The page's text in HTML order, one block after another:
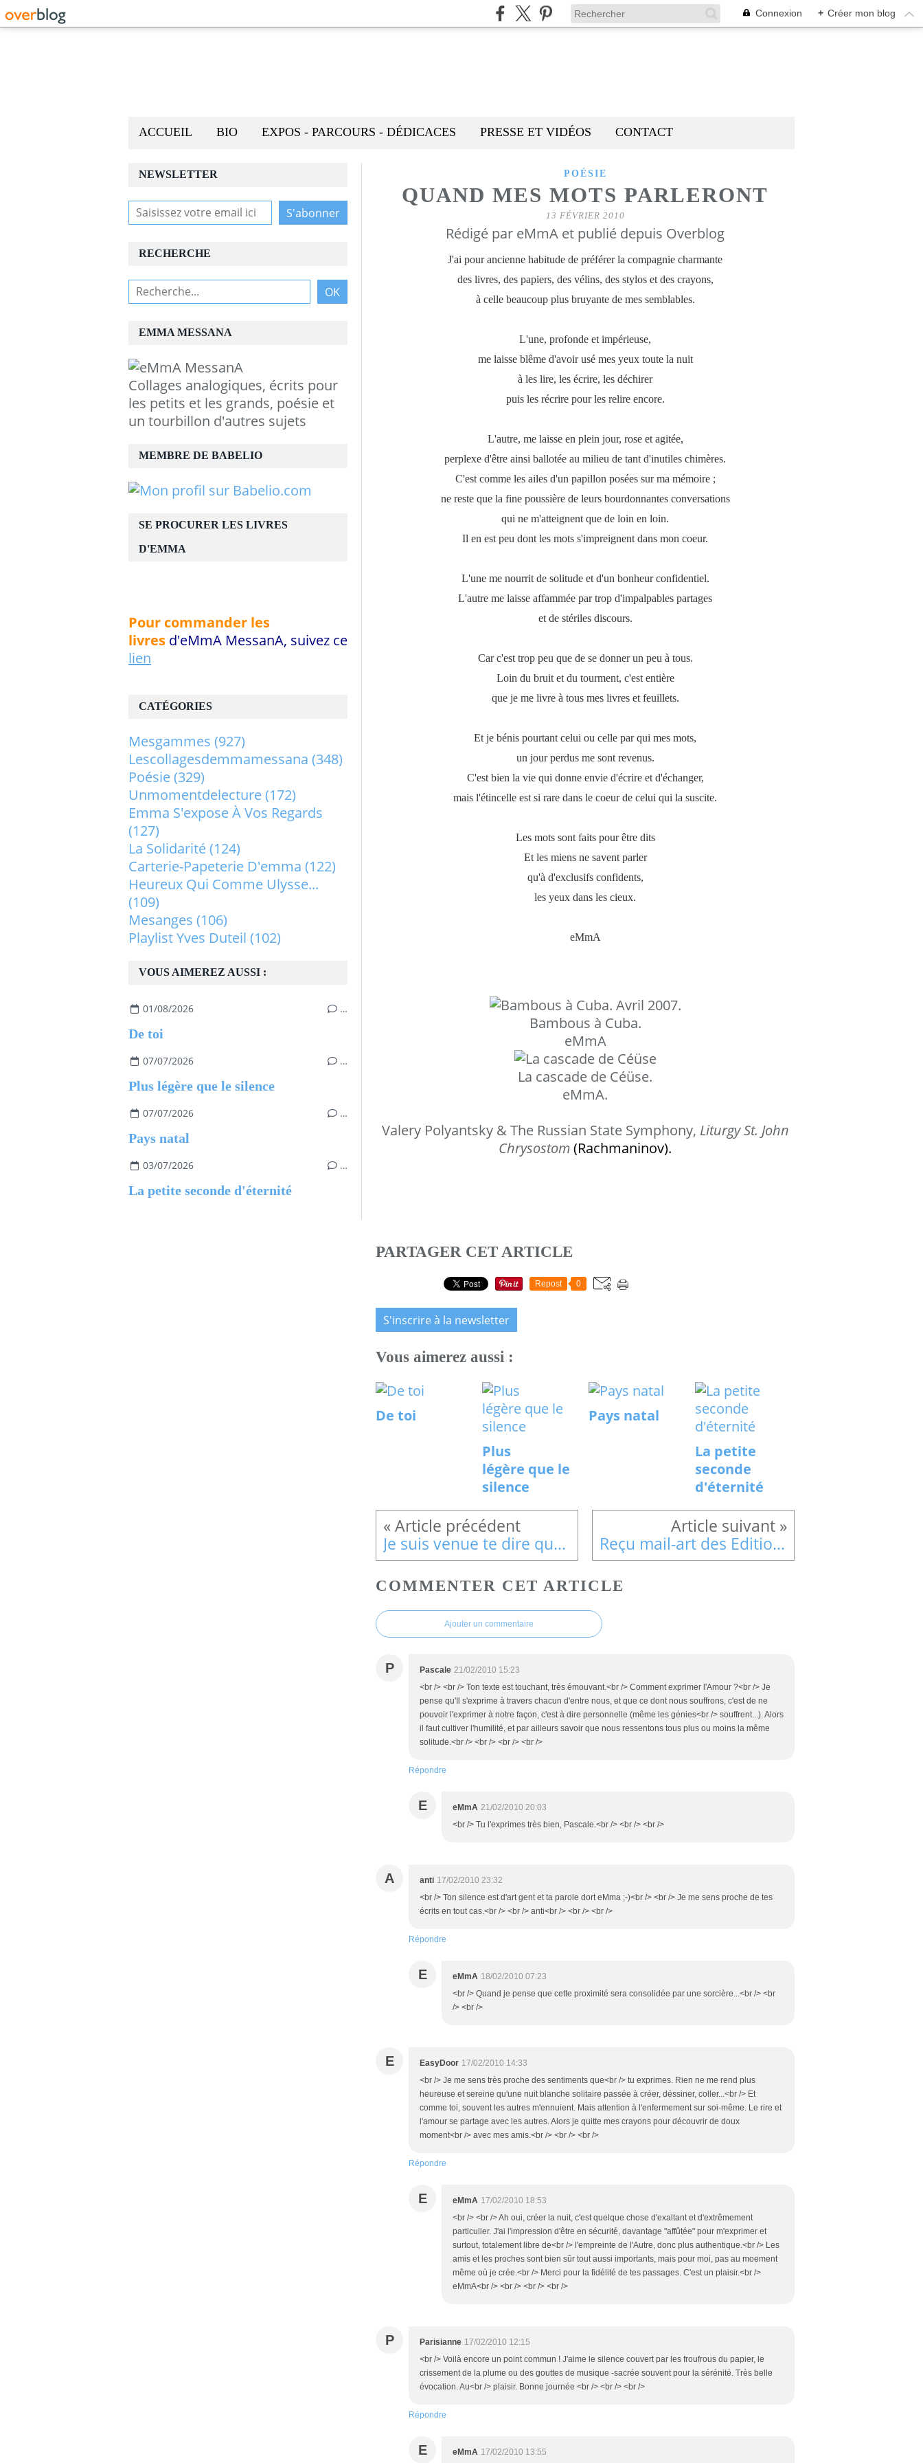
Connexion + Créer mon blog
ACCUEIL BIO EXPOS - PARCOURS - DÉDICACES PRESSE ET VIDÉOS CONTACT
POÉSIE
QUAND MES MOTS PARLERONT
13 FÉVRIER 2010
Rédigé par eMmA et publié depuis Overblog
J'ai pour ancienne habitude de préférer la compagnie charmante
des livres, des papiers, des vélins, des stylos et des crayons,
à celle beaucoup plus bruyante de mes semblables.
L'une, profonde et impérieuse,
me laisse blême d'avoir usé mes yeux toute la nuit
à les lire, les écrire, les déchirer
puis les récrire pour les relire encore.
L'autre, me laisse en plein jour, rose et agitée,
perplexe d'être ainsi ballotée au milieu de tant d'inutiles chimères.
C'est comme les ailes d'un papillon posées sur ma mémoire ;
ne reste que la fine poussière de leurs bourdonnantes conversations
qui ne m'atteignent que de loin en loin.
Il en est peu dont les mots s'impreignent dans mon coeur.
L'une me nourrit de solitude et d'un bonheur confidentiel.
L'autre me laisse affammée par trop d'impalpables partages
et de stériles discours.
Car c'est trop peu que de se donner un peu à tous.
Loin du bruit et du tourment, c'est entière
que je me livre à tous mes livres et feuillets.
Et je bénis pourtant celui ou celle par qui mes mots,
un jour perdus me sont revenus.
C'est bien la vie qui donne envie d'écrire et d'échanger,
mais l'étincelle est si rare dans le coeur de celui qui la suscite.
Les mots sont faits pour être dits
Et les miens ne savent parler
qu'à d'exclusifs confidents,
les yeux dans les cieux.
eMmA
Bambous à Cuba.
eMmA
La cascade de Céüse.
eMmA.
Valery Polyantsky & The Russian State Symphony, Liturgy St. John
Chrysostom(Rachmaninov).
PARTAGER CET ARTICLE
Repost 0
S'inscrire à la newsletter
Vous aimerez aussi :
De toi
Plus
légère que le
silence
Pays natal
La petite
seconde
d'éternité
Je suis venue te dire que le mail-art... Reçu mail-art des Editions du Puits de Roulle
COMMENTER CET ARTICLE
Ajouter un commentaire
P Pascale 21/02/2010 15:23
<br /> <br /> Ton texte est touchant, très émouvant.<br /> Comment exprimer l'Amour ?<br /> Je
pense qu'Il s'exprime à travers chacun d'entre nous, et que ce dont nous souffrons, c'est de ne
pouvoir l'exprimer à notre façon, c'est à dire personnelle (même les génies<br /> souffrent...). Alors
il faut cultiver l'humilité, et par ailleurs savoir que nous ressentons tous plus ou moins la même
solitude.<br /> <br /> <br /> <br />
Répondre
E eMmA 21/02/2010 20:03
<br /> Tu l'exprimes très bien, Pascale.<br /> <br /> <br />
A anti 17/02/2010 23:32
<br /> Ton silence est d'art gent et ta parole dort eMma ;-)<br /> <br /> Je me sens proche de tes
écrits en tout cas.<br /> <br /> anti<br /> <br /> <br />
Répondre
E eMmA 18/02/2010 07:23
<br /> Quand je pense que cette proximité sera consolidée par une sorcière...<br /> <br
/> <br />
E EasyDoor 17/02/2010 14:33
<br /> Je me sens très proche des sentiments que<br /> tu exprimes. Rien ne me rend plus
heureuse et sereine qu'une nuit blanche solitaire passée à créer, déssiner, coller...<br /> Et
comme toi, souvent les autres m'ennuient. Mais attention à l'enfermement sur soi-même. Le rire et
l'amour se partage avec les autres. Alors je quitte mes crayons pour découvrir de doux
moment<br /> avec mes amis.<br /> <br /> <br />
Répondre
E eMmA 17/02/2010 18:53
<br /> <br /> Ah oui, créer la nuit, c'est quelque chose d'exaltant et d'extrêmement
particulier. J'ai l'impression d'être en sécurité, davantage "affûtée" pour m'exprimer et
surtout, totalement libre de<br /> l'empreinte de l'Autre, donc plus authentique.<br /> Les
amis et les proches sont bien sûr tout aussi importants, mais pour moi, pas au moement
même où je crée.<br /> Merci pour la fidélité de tes passages. C'est un plaisir.<br />
eMmA<br /> <br /> <br /> <br />
P Parisianne 17/02/2010 12:15
<br /> Voilà encore un point commun ! J'aime le silence couvert par les froufrous du papier, le
crissement de la plume ou des gouttes de musique -sacrée souvent pour la sérénité. Très belle
évocation. Au<br /> plaisir. Bonne journée <br /> <br /> <br />
Répondre
E eMmA 17/02/2010 13:55
NEWSLETTER
RECHERCHE
EMMA MESSANA
Collages analogiques, écrits pour
les petits et les grands, poésie et
un tourbillon d'autres sujets
VOUS AIMEREZ AUSSI :
01/08/2026 …
De toi
07/07/2026 …
Plus légère que le silence
07/07/2026 …
Pays natal
03/07/2026 …
La petite seconde d'éternité
CATÉGORIES
Mesgammes (927)
Lescollagesdemmamessana (348)
Poésie(329)
Unmomentdelecture(172)
Emma S'expose À Vos Regards
(127)
La Solidarité(124)
Carterie-Papeterie D'emma (122)
Heureux Qui Comme Ulysse...
(109)
Mesanges (106)
Playlist Yves Duteil (102)
MEMBRE DE BABELIO
SE PROCURER LES LIVRES
D'EMMA
Pour commander les
livres d'eMmA MessanA, suivez ce
lien